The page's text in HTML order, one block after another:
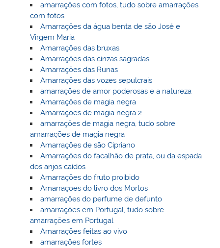
amarrações com fotos, tudo sobre amarrações
com fotos
Amarrações da água benta de são José e
Virgem Maria
Amarrações das bruxas
Amarrações das cinzas sagradas
Amarrações das Runas
Amarrações das vozes sepulcrais
amarrações de amor poderosas e a natureza
Amarrações de magia negra
Amarrações de magia negra 2
amarrações de magia negra, tudo sobre
amarrações de magia negra
Amarrações de são Cipriano
Amarrações do facalhão de prata, ou da espada
dos anjos caídos
Amarrações do fruto proibido
Amarraçoes do livro dos Mortos
amarrações do perfume de defunto
amarrações em Portugal, tudo sobre
amarrações em Portugal
Amarrações feitas ao vivo
amarrações fortes